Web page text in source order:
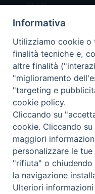
Chi Siamo
Redazione
Scrivici
Copyright ©
Trentina Editrice
Privacy Policy
Informativa
Utilizziamo cookie o
finalità tecniche e,
altre finalità
"miglioramento
"targeting e
cookie policy.
Cliccando su
cookie. Cliccando
maggiori
personalizzare le
"rifiuta" o chiudendo
la navigazione
Ulteriori